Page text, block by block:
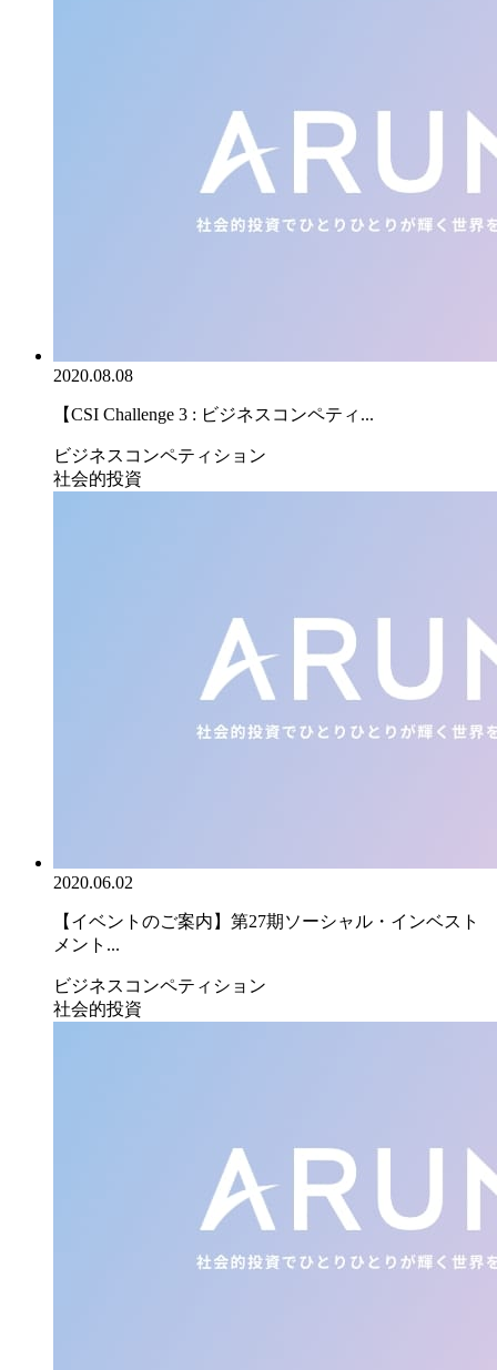
2020.08.08
【CSI Challenge 3 : ビジネスコンペティ...
ビジネスコンペティション
社会的投資
2020.06.02
【イベントのご案内】第27期ソーシャル・インベスト
メント...
ビジネスコンペティション
社会的投資